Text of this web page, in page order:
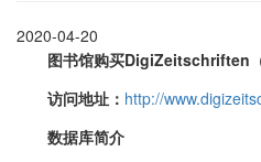
2020-04-20
图书馆购买DigiZeitschriften
访问地址： http://
数据库简介